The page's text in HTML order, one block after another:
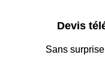
Devis
Sans